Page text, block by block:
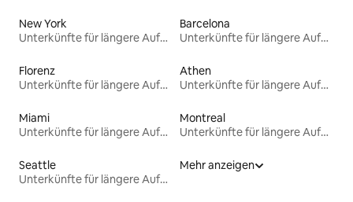
New York
Unterkünfte für längere Aufenthalte
Barcelona
Unterkünfte für längere Aufenthalte
Florenz
Unterkünfte für längere Aufenthalte
Athen
Unterkünfte für längere Aufenthalte
Miami
Unterkünfte für längere Aufenthalte
Montreal
Unterkünfte für längere Aufenthalte
Seattle
Unterkünfte für längere Aufenthalte
Mehr anzeigen